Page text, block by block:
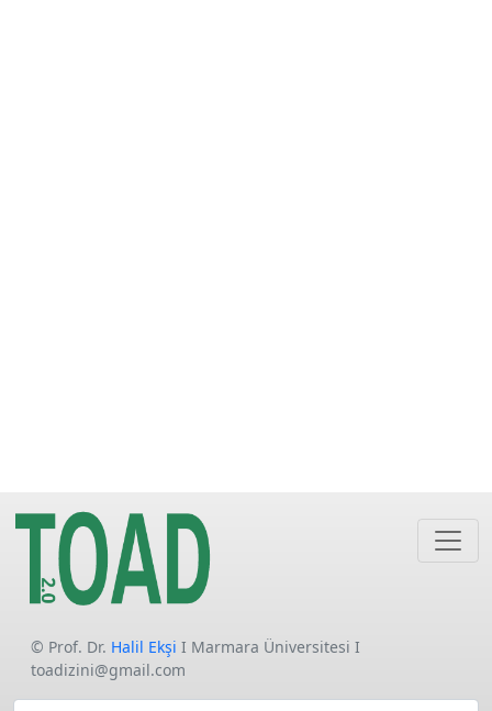
© Prof. Dr. Halil Ekşi I Marmara Üniversitesi I
toadizini@gmail.com